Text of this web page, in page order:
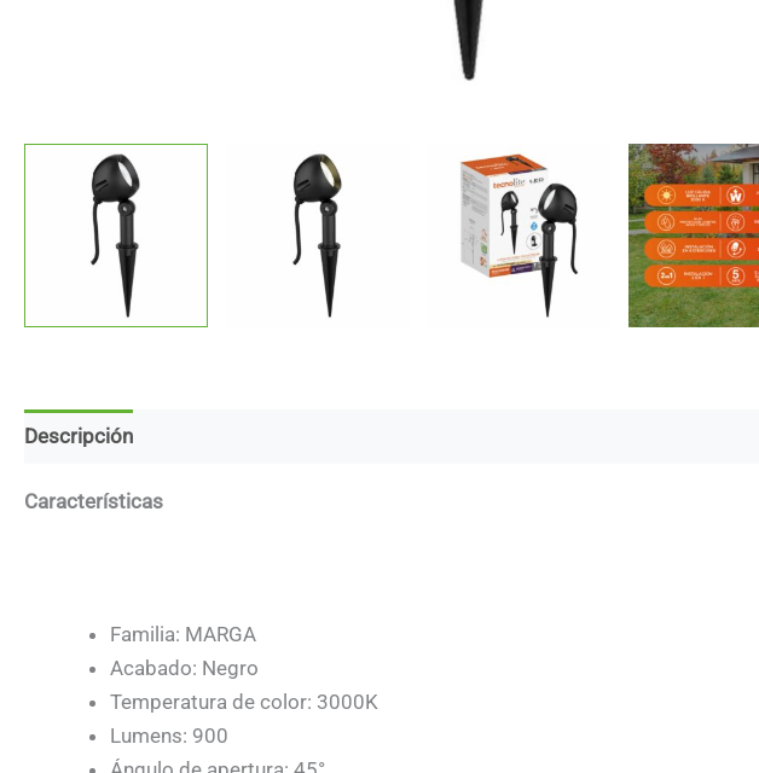
Descripción
Características
Familia: MARGA
Acabado: Negro
Temperatura de color: 3000K
Lumens: 900